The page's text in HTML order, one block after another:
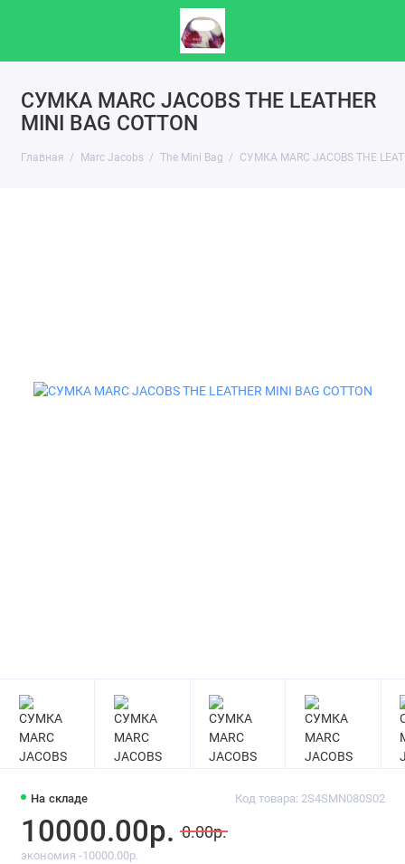
СУМКА MARC JACOBS THE LEATHER
MINI BAG COTTON
Главная Marc Jacobs The Mini Bag СУМКА MARC JACOBS THE
На складе Код товара: 2S4SMN080S02
10000.00р. 0.00р.
экономия -10000.00р.